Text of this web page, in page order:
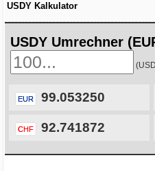
USDY Kalkulator
USDY Umrechner
EUR 99.053250
CHF 92.741872